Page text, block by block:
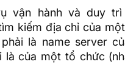
vận hành và duy trì
kiếm địa chỉ của
là name server
là của một tổ chức